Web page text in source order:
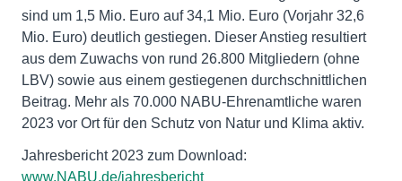
sind um 1,5 Mio. Euro auf 34,1 Mio. Euro (Vorjahr 32,6
Mio. Euro) deutlich gestiegen. Dieser Anstieg resultiert
aus dem Zuwachs von rund 26.800 Mitgliedern (ohne
LBV) sowie aus einem gestiegenen durchschnittlichen
Beitrag. Mehr als 70.000 NABU-Ehrenamtliche waren
2023 vor Ort für den Schutz von Natur und Klima aktiv.
Jahresbericht 2023 zum Download:
www.NABU.de/jahresbericht